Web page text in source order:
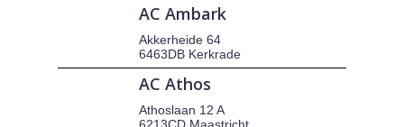
AC Ambark
Akkerheide 64
6463DB Kerkrade
AC Athos
Athoslaan 12 A